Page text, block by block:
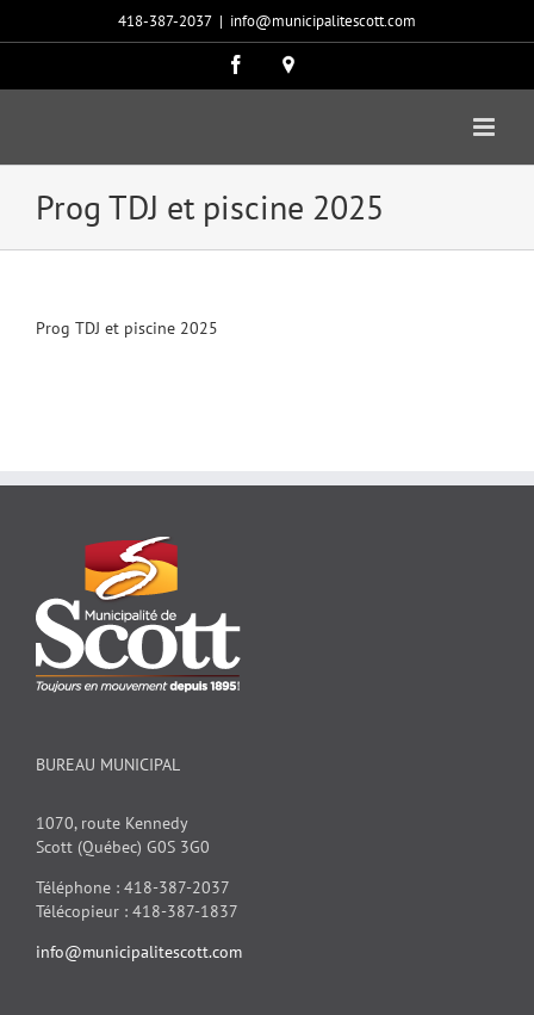
418-387-2037 | info@municipalitescott.com
Facebook
Carte
Prog TDJ et piscine 2025
Prog TDJ et piscine 2025
BUREAU MUNICIPAL
1070, route Kennedy
Scott (Québec) G0S 3G0
Téléphone : 418-387-2037
Télécopieur : 418-387-1837
info@municipalitescott.com